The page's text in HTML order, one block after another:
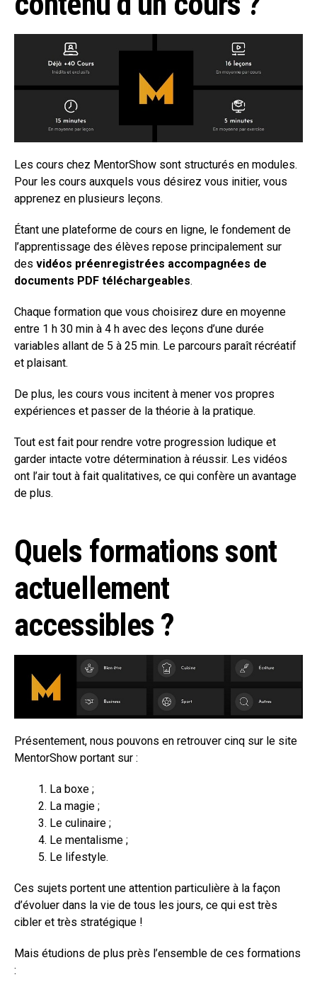
Les cours chez MentorShow sont structurés en modules.
Pour les cours auxquels vous désirez vous initier, vous
apprenez en plusieurs leçons.
Étant une plateforme de cours en ligne, le fondement de
l’apprentissage des élèves repose principalement sur
des vidéos préenregistrées accompagnées de
documents PDF téléchargeables.
Chaque formation que vous choisirez dure en moyenne
entre 1 h 30 min à 4 h avec des leçons d’une durée
variables allant de 5 à 25 min. Le parcours paraît récréatif
et plaisant.
De plus, les cours vous incitent à mener vos propres
expériences et passer de la théorie à la pratique.
Tout est fait pour rendre votre progression ludique et
garder intacte votre détermination à réussir. Les vidéos
ont l’air tout à fait qualitatives, ce qui confère un avantage
de plus.
Quels formations sont
actuellement
accessibles ?
Présentement, nous pouvons en retrouver cinq sur le site
MentorShow portant sur :
La boxe ;
La magie ;
Le culinaire ;
Le mentalisme ;
Le lifestyle.
Ces sujets portent une attention particulière à la façon
d’évoluer dans la vie de tous les jours, ce qui est très
cibler et très stratégique !
Mais étudions de plus près l’ensemble de ces formations
: